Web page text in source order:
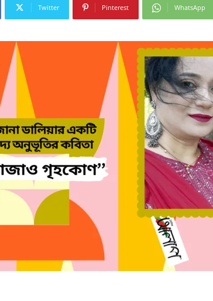
Twitter Pinterest WhatsApp